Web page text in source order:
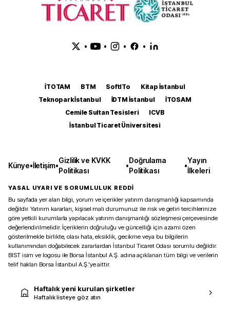
• • • •
İTOTAM BTM SoftITo
Kitap İstanbul
Teknopark İstanbul
İDTM İstanbul
İTOSAM
Cemile Sultan Tesisleri
ICVB
İstanbul Ticaret Üniversitesi
Künye•İletişim•
Gizlilik ve KVKK
Politikası
•
Doğrulama
Politikası
•
Yayın
İlkeleri
YASAL UYARI VE SORUMLULUK REDDİ
Bu sayfada yer alan bilgi, yorum ve içerikler yatırım danışmanlığı kapsamında
değildir. Yatırım kararları, kişisel mali durumunuz ile risk ve getiri tercihlerinize
göre yetkili kurumlarla yapılacak yatırım danışmanlığı sözleşmesi çerçevesinde
değerlendirilmelidir. İçeriklerin doğruluğu ve güncelliği için azami özen
gösterilmekle birlikte, olası hata, eksiklik, gecikme veya bu bilgilerin
kullanımından doğabilecek zararlardan İstanbul Ticaret Odası sorumlu değildir.
BIST isim ve logosu ile Borsa İstanbul A.Ş. adına açıklanan tüm bilgi ve verilerin
telif hakları Borsa İstanbul A.Ş.’ye aittir.
Haftalık yeni kurulan şirketler
Haftalık listeye göz atın